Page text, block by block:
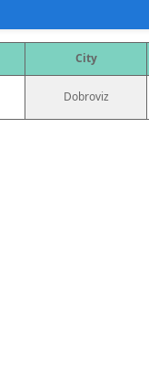
City
Dobroviz